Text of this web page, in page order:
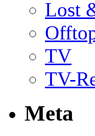
Lost
TV
TV-
Meta